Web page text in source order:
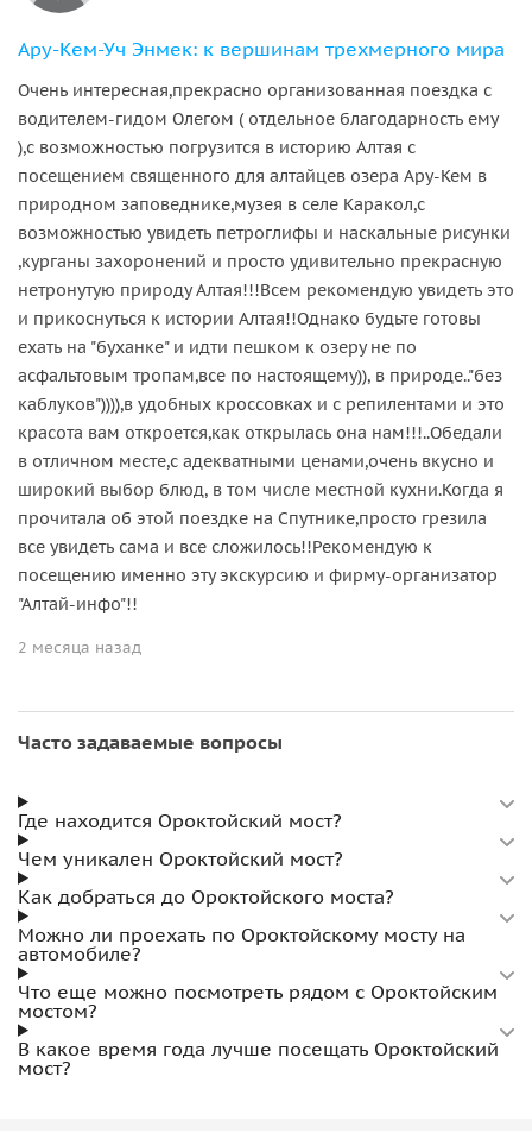
Ару-Кем-Уч Энмек: к вершинам трехмерного мира
Очень интересная,прекрасно организованная поездка с
водителем-гидом Олегом ( отдельное благодарность ему
),с возможностью погрузится в историю Алтая с
посещением священного для алтайцев озера Ару-Кем в
природном заповеднике,музея в селе Каракол,с
возможностью увидеть петроглифы и наскальные рисунки
,курганы захоронений и просто удивительно прекрасную
нетронутую природу Алтая!!!Всем рекомендую увидеть это
и прикоснуться к истории Алтая!!Однако будьте готовы
ехать на "буханке" и идти пешком к озеру не по
асфальтовым тропам,все по настоящему)), в природе.."без
каблуков")))),в удобных кроссовках и с репилентами и это
красота вам откроется,как открылась она нам!!!..Обедали
в отличном месте,с адекватными ценами,очень вкусно и
широкий выбор блюд, в том числе местной кухни.Когда я
прочитала об этой поездке на Спутнике,просто грезила
все увидеть сама и все сложилось!!Рекомендую к
посещению именно эту экскурсию и фирму-организатор
"Алтай-инфо"!!
2 месяца назад
Часто задаваемые вопросы
Где находится Ороктойский мост?
Чем уникален Ороктойский мост?
Как добраться до Ороктойского моста?
Можно ли проехать по Ороктойскому мосту на
автомобиле?
Что еще можно посмотреть рядом с Ороктойским
мостом?
В какое время года лучше посещать Ороктойский
мост?